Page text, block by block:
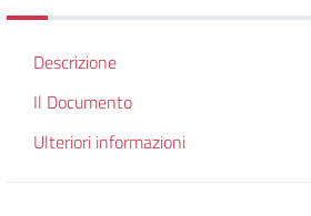
Descrizione
Il Documento
Ulteriori informazioni